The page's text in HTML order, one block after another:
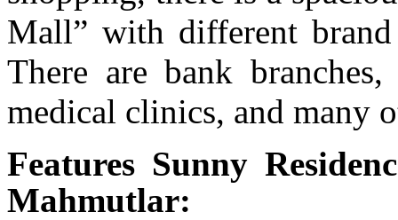
Mall” with different
There are bank
medical clinics, and many
Features Sunny
Mahmutlar: